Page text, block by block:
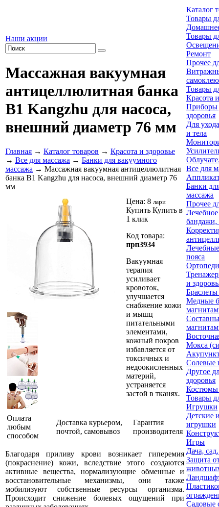
Наши акции
Массажная вакуумная
антицеллюлитная банка
B1 Kangzhu для насоса,
внешний диаметр 76 мм
Главная → Каталог товаров → Красота и здоровье
→ Все для массажа → Банки для вакуумного
массажа → Массажная вакуумная антицеллюлитная
банка B1 Kangzhu для насоса, внешний диаметр 76
мм
Цена: 8 лари
Купить Купить в
1 клик
Код товара:
прп3934
Вакуумная
терапия
усиливает
кровоток,
улучшается
снабжение кожи
и мышц
питательными
элементами,
кожный покров
избавляется от
токсичных и
недоокисленных
материй,
устраняется
застой в тканях.
Оплата
любым
способом
Доставка курьером,
почтой, самовывоз
Гарантия
производителя
Благодаря приливу крови возникает гиперемия
(покраснение) кожи, вследствие этого создаются
активные вещества, нормализующие обменные и
восстановительные механизмы, они также
мобилизуют собственные ресурсы организма.
Происходит снижение болевых ощущений при
Каталог
Товары
Товары
Ремонт
Прочее
Товары
Красота
Приборы
здоровья
Для
и тела
Все для
Банки
массажа
Прочее
Лечебное
бандажи,
пояса
и
Медные
Мокса
Солевые
Другое
здоровья
Костюмы
Товары
Игрушки
Детские
игрушки
Игры
Дача,
Защита
Садовые